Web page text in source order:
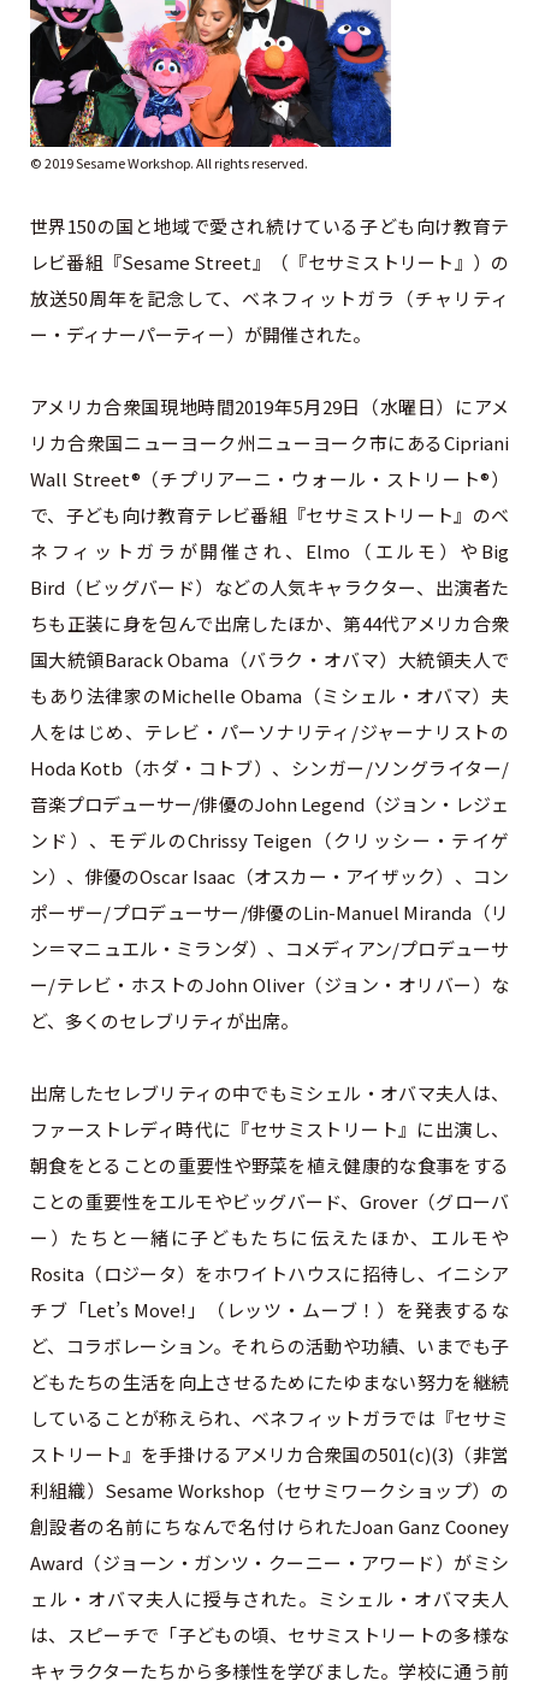
©︎ 2019 Sesame Workshop. All rights reserved.
世界150の国と地域で愛され続けている子ども向け教育テ
レビ番組『Sesame Street』（『セサミストリート』）の
放送50周年を記念して、ベネフィットガラ（チャリティ
ー・ディナーパーティー）が開催された。
アメリカ合衆国現地時間2019年5月29日（水曜日）にアメ
リカ合衆国ニューヨーク州ニューヨーク市にあるCipriani
Wall Street®︎（チプリアーニ・ウォール・ストリート®︎）
で、子ども向け教育テレビ番組『セサミストリート』のベ
ネフィットガラが開催され、Elmo（エルモ）やBig
Bird（ビッグバード）などの人気キャラクター、出演者た
ちも正装に身を包んで出席したほか、第44代アメリカ合衆
国大統領Barack Obama（バラク・オバマ）大統領夫人で
もあり法律家のMichelle Obama（ミシェル・オバマ）夫
人をはじめ、テレビ・パーソナリティ/ジャーナリストの
Hoda Kotb（ホダ・コトブ）、シンガー/ソングライター/
音楽プロデューサー/俳優のJohn Legend（ジョン・レジェ
ンド）、モデルのChrissy Teigen（クリッシー・テイゲ
ン）、俳優のOscar Isaac（オスカー・アイザック）、コン
ポーザー/プロデューサー/俳優のLin-Manuel Miranda（リ
ン＝マニュエル・ミランダ）、コメディアン/プロデューサ
ー/テレビ・ホストのJohn Oliver（ジョン・オリバー）な
ど、多くのセレブリティが出席。
出席したセレブリティの中でもミシェル・オバマ夫人は、
ファーストレディ時代に『セサミストリート』に出演し、
朝食をとることの重要性や野菜を植え健康的な食事をする
ことの重要性をエルモやビッグバード、Grover（グローバ
ー）たちと一緒に子どもたちに伝えたほか、エルモや
Rosita（ロジータ）をホワイトハウスに招待し、イニシア
チブ「Let’s Move!」（レッツ・ムーブ！）を発表するな
ど、コラボレーション。それらの活動や功績、いまでも子
どもたちの生活を向上させるためにたゆまない努力を継続
していることが称えられ、ベネフィットガラでは『セサミ
ストリート』を手掛けるアメリカ合衆国の501(c)(3)（非営
利組織）Sesame Workshop（セサミワークショップ）の
創設者の名前にちなんで名付けられたJoan Ganz Cooney
Award（ジョーン・ガンツ・クーニー・アワード）がミシ
ェル・オバマ夫人に授与された。ミシェル・オバマ夫人
は、スピーチで「子どもの頃、セサミストリートの多様な
キャラクターたちから多様性を学びました。学校に通う前